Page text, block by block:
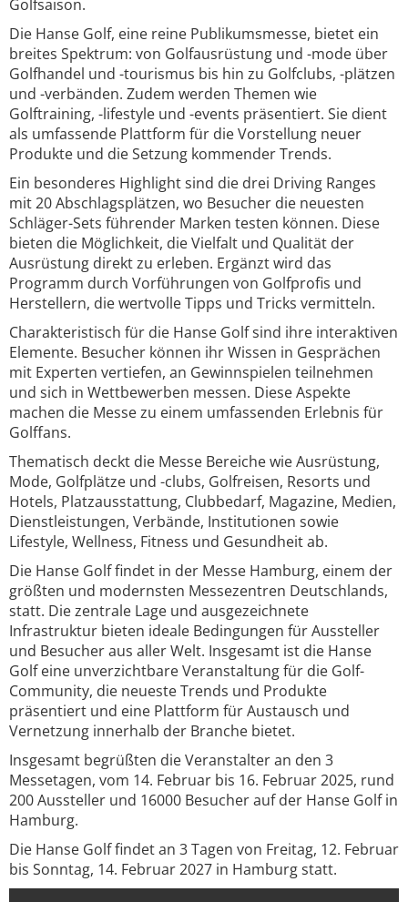
Golfsaison.
Die Hanse Golf, eine reine Publikumsmesse, bietet ein
breites Spektrum: von Golfausrüstung und -mode über
Golfhandel und -tourismus bis hin zu Golfclubs, -plätzen
und -verbänden. Zudem werden Themen wie
Golftraining, -lifestyle und -events präsentiert. Sie dient
als umfassende Plattform für die Vorstellung neuer
Produkte und die Setzung kommender Trends.
Ein besonderes Highlight sind die drei Driving Ranges
mit 20 Abschlagsplätzen, wo Besucher die neuesten
Schläger-Sets führender Marken testen können. Diese
bieten die Möglichkeit, die Vielfalt und Qualität der
Ausrüstung direkt zu erleben. Ergänzt wird das
Programm durch Vorführungen von Golfprofis und
Herstellern, die wertvolle Tipps und Tricks vermitteln.
Charakteristisch für die Hanse Golf sind ihre interaktiven
Elemente. Besucher können ihr Wissen in Gesprächen
mit Experten vertiefen, an Gewinnspielen teilnehmen
und sich in Wettbewerben messen. Diese Aspekte
machen die Messe zu einem umfassenden Erlebnis für
Golffans.
Thematisch deckt die Messe Bereiche wie Ausrüstung,
Mode, Golfplätze und -clubs, Golfreisen, Resorts und
Hotels, Platzausstattung, Clubbedarf, Magazine, Medien,
Dienstleistungen, Verbände, Institutionen sowie
Lifestyle, Wellness, Fitness und Gesundheit ab.
Die Hanse Golf findet in der Messe Hamburg, einem der
größten und modernsten Messezentren Deutschlands,
statt. Die zentrale Lage und ausgezeichnete
Infrastruktur bieten ideale Bedingungen für Aussteller
und Besucher aus aller Welt. Insgesamt ist die Hanse
Golf eine unverzichtbare Veranstaltung für die Golf-
Community, die neueste Trends und Produkte
präsentiert und eine Plattform für Austausch und
Vernetzung innerhalb der Branche bietet.
Insgesamt begrüßten die Veranstalter an den 3
Messetagen, vom 14. Februar bis 16. Februar 2025, rund
200 Aussteller und 16000 Besucher auf der Hanse Golf in
Hamburg.
Die Hanse Golf findet an 3 Tagen von Freitag, 12. Februar
bis Sonntag, 14. Februar 2027 in Hamburg statt.